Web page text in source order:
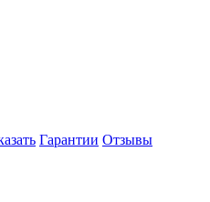
Гарантии Отзывы